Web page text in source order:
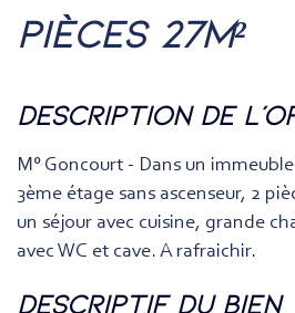
pièces 27m²
description de
M° Goncourt - Dans un
3ème étage sans ascenseur, 2
un séjour avec cuisine, grande
avec WC et cave. A rafraichir.
descriptif du bien